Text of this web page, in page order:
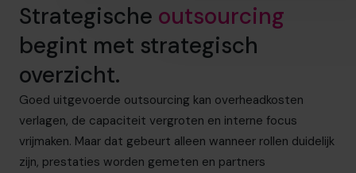
Strategische outsourcing
begint met strategisch
overzicht.
Goed uitgevoerde outsourcing kan overheadkosten
verlagen, de capaciteit vergroten en interne focus
vrijmaken. Maar dat gebeurt alleen wanneer rollen duidelijk
zijn, prestaties worden gemeten en partners